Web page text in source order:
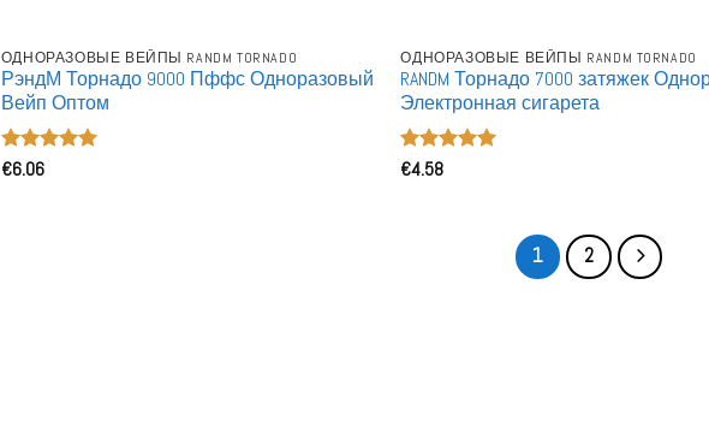
ОДНОРАЗОВЫЕ ВЕЙПЫ RANDM TORNADO
РэндМ Торнадо 9000 Пффс Одноразовый
Вейп Оптом
Оценка
€6.06
ОДНОРАЗОВЫЕ ВЕЙПЫ RANDM TORNADO
RANDM Торнадо 7000 затяжек
Электронная сигарета
Оценка
€4.58
1 2